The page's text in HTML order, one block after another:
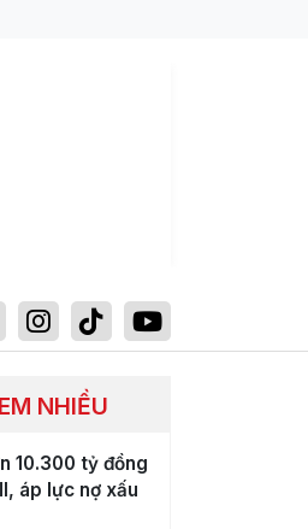
NHIỀU
10.300 tỷ đồng
áp lực nợ xấu